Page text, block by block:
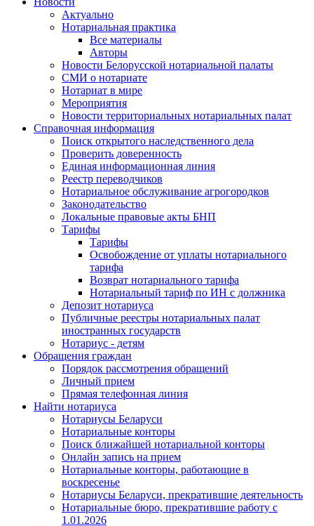
Актуально
Нотариальная практика
Все материалы
Авторы
Новости Белорусской нотариальной палаты
СМИ о нотариате
Нотариат в мире
Мероприятия
Новости территориальных нотариальных палат
Справочная информация
Поиск открытого наследственного дела
Проверить доверенность
Единая информационная линия
Реестр переводчиков
Нотариальное обслуживание агрогородков
Законодательство
Локальные правовые акты БНП
Тарифы
Тарифы
Освобождение от уплаты нотариального
тарифа
Возврат нотариального тарифа
Нотариальный тариф по ИН с должника
Депозит нотариуса
Публичные реестры нотариальных палат
иностранных государств
Нотариус - детям
Обращения граждан
Порядок рассмотрения обращений
Личный прием
Прямая телефонная линия
Найти нотариуса
Нотариусы Беларуси
Нотариальные конторы
Поиск ближайшей нотариальной конторы
Онлайн запись на прием
Нотариальные конторы, работающие в
воскресенье
Нотариусы Беларуси, прекратившие деятельность
Нотариальные бюро, прекратившие работу с
1.01.2026